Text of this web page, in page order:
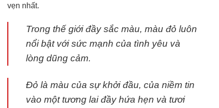
vẹn nhất.
Trong thế giới đầy sắc màu, màu đỏ luôn
nổi bật với sức mạnh của tình yêu và
lòng dũng cảm.
Đỏ là màu của sự khởi đầu, của niềm tin
vào một tương lai đầy hứa hẹn và tươi